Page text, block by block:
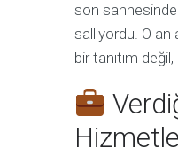
son
sallıyordu. O an
bir tanıtım